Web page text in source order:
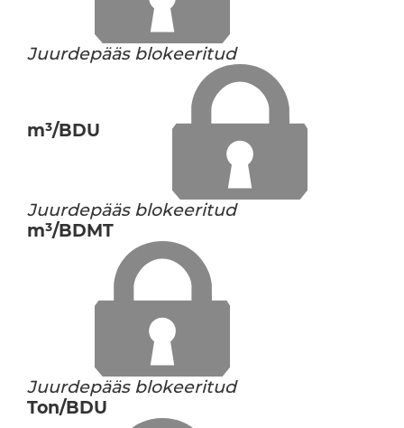
Juurdepääs blokeeritud
m³/BDU
Juurdepääs blokeeritud
m³/BDMT
Juurdepääs blokeeritud
Ton/BDU